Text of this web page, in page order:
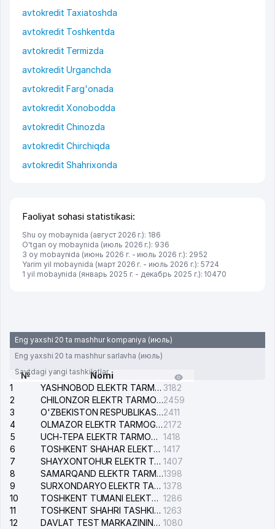
avtokredit Taxiatoshda
avtokredit Toshkentda
avtokredit Termizda
avtokredit Urganchda
avtokredit Farg'onada
avtokredit Xonobodda
avtokredit Chinozda
avtokredit Chirchiqda
avtokredit Shahrixonda
Faoliyat sohasi statistikasi:
Shu oy mobaynida (август 2026 г.): 186
O'tgan oy mobaynida (июль 2026 г.): 936
3 oy mobaynida (июнь 2026 г. - июль 2026 г.): 2952
Yarim yil mobaynida (март 2026 г. - июль 2026 г.): 5724
1 yil mobaynida (январь 2025 г. - декабрь 2025 г.): 10470
Eng yaxshi 20 ta mashhur kompaniya (июль)
Eng yaxshi 20 ta mashhur sarlavha (июль)
Saytdagi yangi tashkilotlar
№
Nomi
1
YASHNOBOD ELEKTR TARMOG'I NOSOZLIKLARI XIZMATI 3182
2
CHILONZOR ELEKTR TARMOG'I NOSOZLIK XIZMATI2459
3
O'ZBEKISTON RESPUBLIKASI BOSH PROKURATURASI ISHONCH TELEFONI2411
4
OLMAZOR ELEKTR TARMOG'I NOSOZLIKLARI XIZMATI2172
5
UCH-TEPA ELEKTR TARMOG'I NOSOZLIKLARI XIZMATI 1418
6
TOSHKENT SHAHAR ELEKTR TARMOQLARI KORXONASI AJ 1417
7
SHAYXONTOHUR ELEKTR TARMOG'I NOSOZLIKLARINI TUZATISH XIZMATI 1407
8
SAMARQAND ELEKTR TARMOQLARI AJ1398
9
SURXONDARYO ELEKTR TARMOQLARI AJ 1378
10
TOSHKENT TUMANI ELEKTR TARMOG'I AVARIYA XIZMATI 1286
11
TOSHKENT SHAHRI TASHKILOT TELEFONLARI HAQIDA MA'LUMOT BYUROSI 1263
12
DAVLAT TEST MARKAZINING ISHONCH TELEFONLARI 1080